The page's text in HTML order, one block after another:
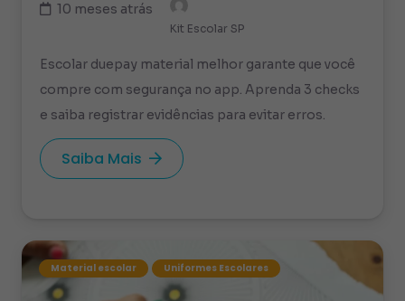
10 meses atrás
Kit Escolar SP
Escolar duepay material melhor garante que você
compre com segurança no app. Aprenda 3 checks
e saiba registrar evidências para evitar erros.
Saiba Mais
Material escolar Uniformes Escolares